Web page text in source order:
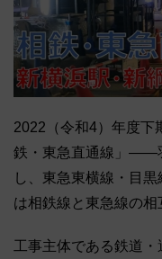
2022（令和4）年度下
鉄・東急直通線」――
し、東急東横線・目
は相鉄線と東急線の相
工事主体である鉄道